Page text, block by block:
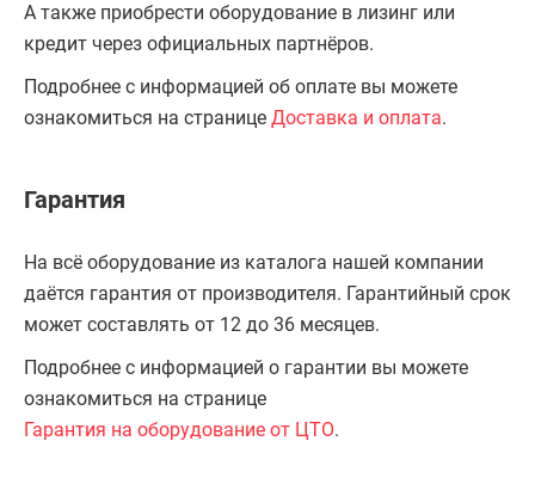
А также приобрести оборудование в лизинг или
кредит через официальных партнёров.
Подробнее с информацией об оплате вы можете
ознакомиться на странице Доставка и оплата.
Гарантия
На всё оборудование из каталога нашей компании
даётся гарантия от производителя. Гарантийный срок
может составлять от 12 до 36 месяцев.
Подробнее с информацией о гарантии вы можете
ознакомиться на странице
Гарантия на оборудование от ЦТО.